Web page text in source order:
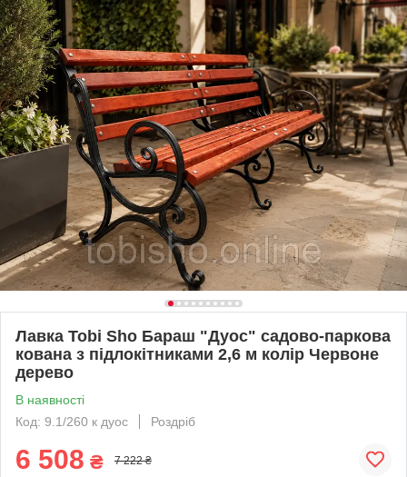
Лавка Tobi Sho Бараш "Дуос" садово-паркова
кована з підлокітниками 2,6 м колір Червоне
дерево
В наявності
Код: 9.1/260 к дуос
Роздріб
6 508 ₴ 7 222 ₴